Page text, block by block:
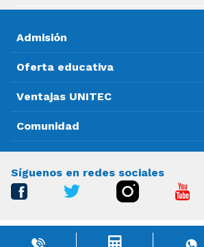
Admisión
Oferta educativa
Ventajas UNITEC
Comunidad
Síguenos en redes sociales
Acuerdo Secretarial 142 de la SEP de la
de 1988 Universidad Tecnológica de